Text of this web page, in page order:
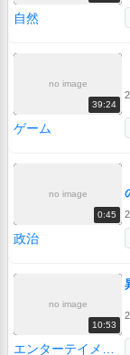
自然
no image
39:24
ゲーム
no image
0:45
政治
no image
10:53